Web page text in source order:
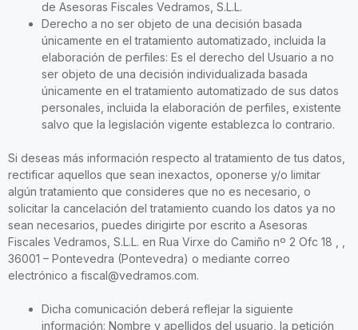
de Asesoras Fiscales Vedramos, S.L.L.
Derecho a no ser objeto de una decisión basada
únicamente en el tratamiento automatizado, incluida la
elaboración de perfiles: Es el derecho del Usuario a no
ser objeto de una decisión individualizada basada
únicamente en el tratamiento automatizado de sus datos
personales, incluida la elaboración de perfiles, existente
salvo que la legislación vigente establezca lo contrario.
Si deseas más información respecto al tratamiento de tus datos,
rectificar aquellos que sean inexactos, oponerse y/o limitar
algún tratamiento que consideres que no es necesario, o
solicitar la cancelación del tratamiento cuando los datos ya no
sean necesarios, puedes dirigirte por escrito a Asesoras
Fiscales Vedramos, S.L.L. en Rua Virxe do Camiño nº 2 Ofc 18 , ,
36001 – Pontevedra (Pontevedra) o mediante correo
electrónico a fiscal@vedramos.com.
Dicha comunicación deberá reflejar la siguiente
información: Nombre y apellidos del usuario, la petición